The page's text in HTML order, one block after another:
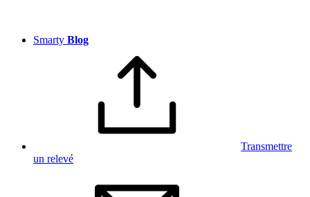
Smarty Blog
Transmettre
un relevé